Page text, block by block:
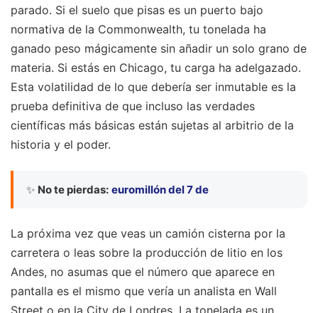
parado. Si el suelo que pisas es un puerto bajo
normativa de la Commonwealth, tu tonelada ha
ganado peso mágicamente sin añadir un solo grano de
materia. Si estás en Chicago, tu carga ha adelgazado.
Esta volatilidad de lo que debería ser inmutable es la
prueba definitiva de que incluso las verdades
científicas más básicas están sujetas al arbitrio de la
historia y el poder.
✨ No te pierdas: euromillón del 7 de
La próxima vez que veas un camión cisterna por la
carretera o leas sobre la producción de litio en los
Andes, no asumas que el número que aparece en
pantalla es el mismo que vería un analista en Wall